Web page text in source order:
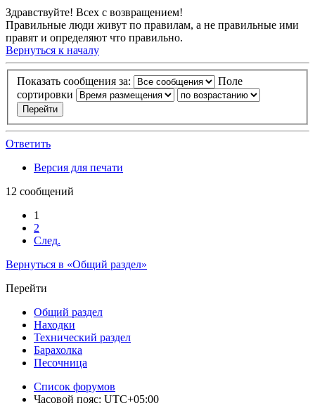
Здравствуйте! Всех с возвращением!
Правильные люди живут по правилам, а не правильные ими
правят и определяют что правильно.
Вернуться к началу
Показать сообщения за:
Поле
сортировки
Ответить
Версия для печати
12 сообщений
1
2
След.
Вернуться в «Общий раздел»
Перейти
Общий раздел
Находки
Технический раздел
Барахолка
Песочница
Список форумов
Часовой пояс: UTC+05:00